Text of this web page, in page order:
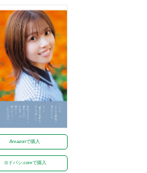
Amazonで購入
ヨドバシ.comで購入